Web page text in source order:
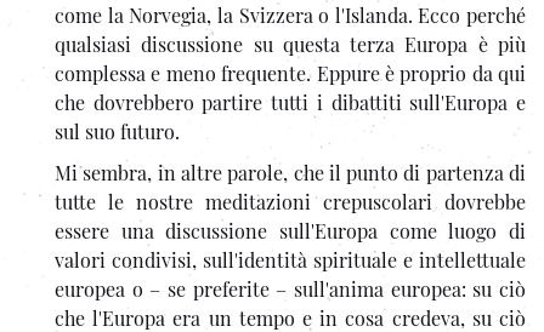
come la Norvegia, la Svizzera o l'Islanda. Ecco perché
qualsiasi discussione su questa terza Europa è più
complessa e meno frequente. Eppure è proprio da qui
che dovrebbero partire tutti i dibattiti sull'Europa e
sul suo futuro.
Mi sembra, in altre parole, che il punto di partenza di
tutte le nostre meditazioni crepuscolari dovrebbe
essere una discussione sull'Europa come luogo di
valori condivisi, sull'identità spirituale e intellettuale
europea o – se preferite – sull'anima europea: su ciò
che l'Europa era un tempo e in cosa credeva, su ciò